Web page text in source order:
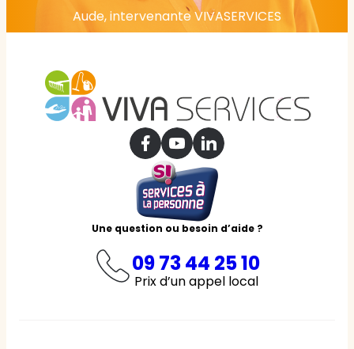
Aude, intervenante VIVASERVICES
Une question ou besoin d’aide ?
09 73 44 25 10
Prix d’un appel local